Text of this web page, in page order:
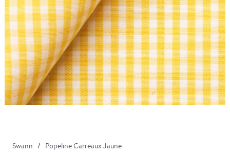
Swann Popeline Carreaux Jaune